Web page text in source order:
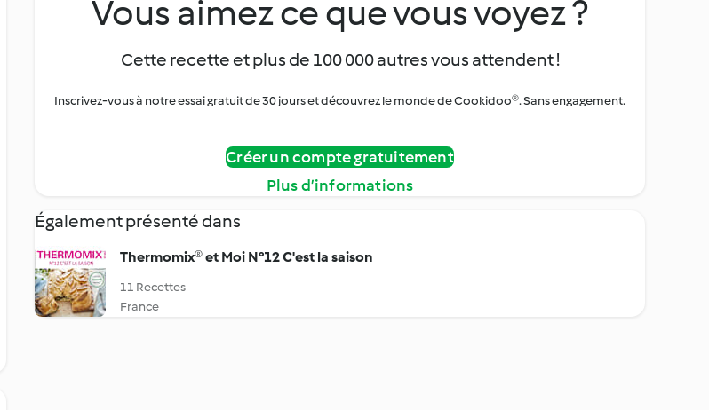
Vous aimez ce que vous voyez ?
Cette recette et plus de 100 000 autres vous attendent !
Inscrivez-vous à notre essai gratuit de 30 jours et découvrez le monde de Cookidoo®. Sans engagement.
Créer un compte gratuitement
Plus d’informations
Également présenté dans
Thermomix® et Moi N°12 C'est la saison
11 Recettes
France